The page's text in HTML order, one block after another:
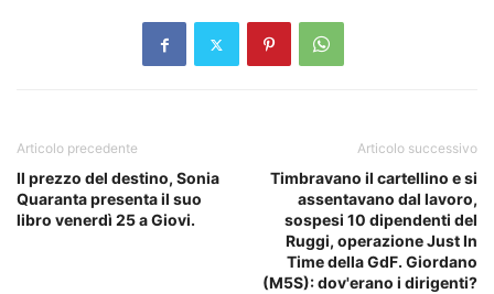
Articolo precedente
Il prezzo del destino, Sonia
Quaranta presenta il suo
libro venerdì 25 a Giovi.
Articolo successivo
Timbravano il cartellino e si
assentavano dal lavoro,
sospesi 10 dipendenti del
Ruggi, operazione Just In
Time della GdF. Giordano
(M5S): dov'erano i dirigenti?